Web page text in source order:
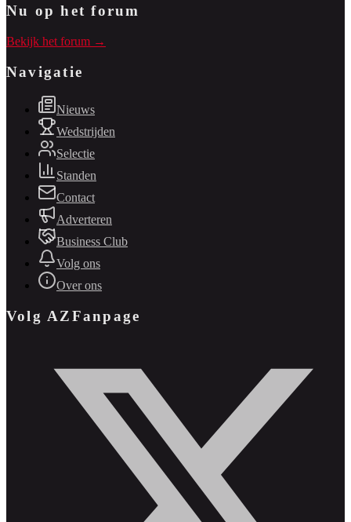
Nu op het forum
Bekijk het forum →
Navigatie
Nieuws
Wedstrijden
Selectie
Standen
Contact
Adverteren
Business Club
Volg ons
Over ons
Volg AZFanpage